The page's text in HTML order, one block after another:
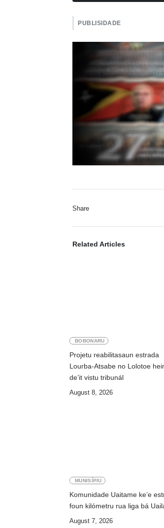
PUBLISIDADE
Share
Related Articles
BOBONARU
Projetu reabilitasaun estrada
Lourba-Atsabe no Lolotoe
de’it vistu tribunál
August 8, 2026
MUNISÍPIU
Komunidade Uaitame ke’e
foun kilómetru rua liga bá
August 7, 2026